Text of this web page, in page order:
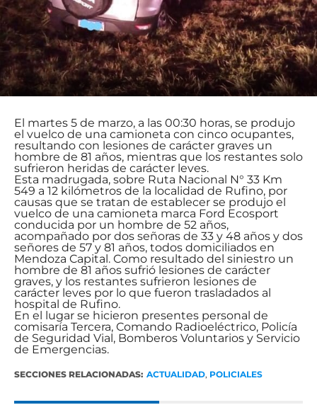
El martes 5 de marzo, a las 00:30 horas, se produjo
el vuelco de una camioneta con cinco ocupantes,
resultando con lesiones de carácter graves un
hombre de 81 años, mientras que los restantes solo
sufrieron heridas de carácter leves.
Esta madrugada, sobre Ruta Nacional N° 33 Km
549 a 12 kilómetros de la localidad de Rufino, por
causas que se tratan de establecer se produjo el
vuelco de una camioneta marca Ford Ecosport
conducida por un hombre de 52 años,
acompañado por dos señoras de 33 y 48 años y dos
señores de 57 y 81 años, todos domiciliados en
Mendoza Capital. Como resultado del siniestro un
hombre de 81 años sufrió lesiones de carácter
graves, y los restantes sufrieron lesiones de
carácter leves por lo que fueron trasladados al
hospital de Rufino.
En el lugar se hicieron presentes personal de
comisaría Tercera, Comando Radioeléctrico, Policía
de Seguridad Vial, Bomberos Voluntarios y Servicio
de Emergencias.
SECCIONES RELACIONADAS: ACTUALIDAD, POLICIALES